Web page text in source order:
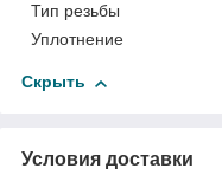
Тип резьбы
Уплотнение
Скрыть
Условия доставки